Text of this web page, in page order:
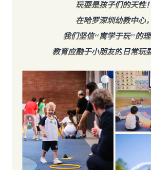
玩耍是孩子们的天性！
在哈罗深圳幼教中心，
我们坚信“寓学于玩”的理
教育应融于小朋友的日常玩